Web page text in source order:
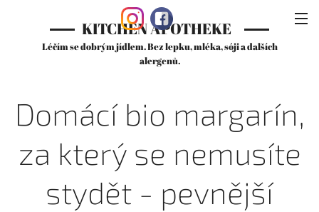
KITCHEN APOTHEKE
Léčím se dobrým jídlem. Bez lepku, mléka, sóji a dalších
alergenů.
Domácí bio margarín,
za který se nemusíte
stydět - pevnější